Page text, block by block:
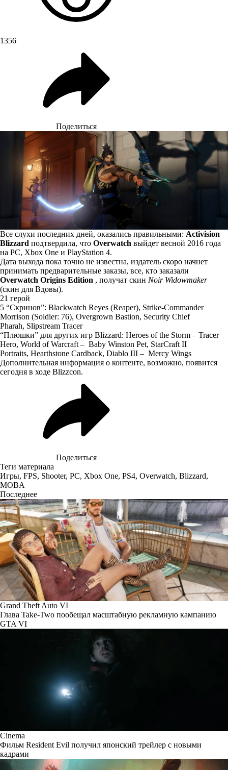
1356
Поделиться
Все слухи последних дней, оказались правильными: Activision
Blizzard подтвердила, что Overwatch выйдет весной 2016 года
на PC, Xbox One и PlayStation 4.
Дата выхода пока точно не известна, издатель скоро начнет
принимать предварительные заказы, все, кто заказали
Overwatch Origins Edition , получат скин Noir Widowmaker
(скин для Вдовы).
21 герой
5 “Скринов”: Blackwatch Reyes (Reaper), Strike-Commander
Morrison (Soldier: 76), Overgrown Bastion, Security Chief
Pharah, Slipstream Tracer
“Плюшки” для других игр Blizzard: Heroes of the Storm – Tracer
Hero, World of Warcraft – Baby Winston Pet, StarCraft II
Portraits, Hearthstone Cardback, Diablo III – Mercy Wings
Дополнительная информация о контенте, возможно, появится
сегодня в ходе Blizzcon.
Поделиться
Теги материала
Игры, FPS, Shooter, PC, Xbox One, PS4, Overwatch, Blizzard,
MOBA
Последнее
Grand Theft Auto VI
Глава Take-Two пообещал масштабную рекламную кампанию
GTA VI
Cinema
Фильм Resident Evil получил японский трейлер с новыми
кадрами